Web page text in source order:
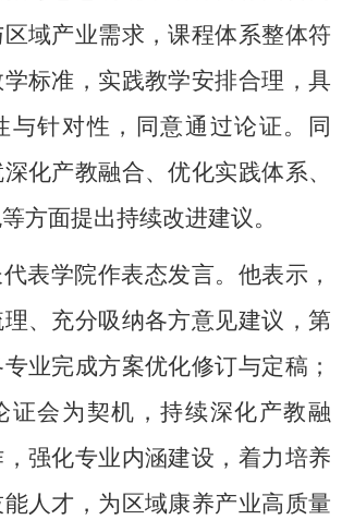
域产业需求，课程体系整体符
标准，实践教学安排合理，具
与针对性，同意通过论证。同
化产教融合、优化实践体系、
方面提出持续改进建议。
表学院作表态发言。他表示，
、充分吸纳各方意见建议，第
业完成方案优化修订与定稿；
证会为契机，持续深化产教融
强化专业内涵建设，着力培养
人才，为区域康养产业高质量